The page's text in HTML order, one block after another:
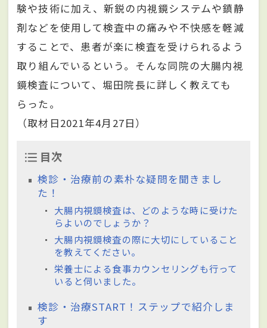
験や技術に加え、新鋭の内視鏡システムや鎮静
剤などを使用して検査中の痛みや不快感を軽減
することで、患者が楽に検査を受けられるよう
取り組んでいるという。そんな同院の大腸内視
鏡検査について、堀田院長に詳しく教えても
らった。
（取材日2021年4月27日）
目次
検診・治療前の素朴な疑問を聞きまし
た！
大腸内視鏡検査は、どのような時に受けた
らよいのでしょうか？
大腸内視鏡検査の際に大切にしていること
を教えてください。
栄養士による食事カウンセリングも行って
いると伺いました。
検診・治療START！ステップで紹介しま
す